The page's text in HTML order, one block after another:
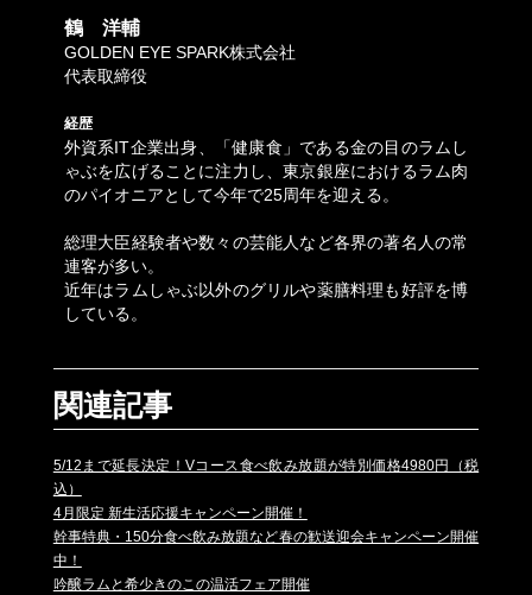
鶴 洋輔
GOLDEN EYE SPARK株式会社
代表取締役
経歴
外資系IT企業出身、「健康食」である金の目のラムし
ゃぶを広げることに注力し、東京銀座におけるラム肉
のパイオニアとして今年で25周年を迎える。
総理大臣経験者や数々の芸能人など各界の著名人の常
連客が多い。
近年はラムしゃぶ以外のグリルや薬膳料理も好評を博
している。
関連記事
5/12まで延長決定！Vコース食べ飲み放題が特別価格4980円（税
込）
4月限定 新生活応援キャンペーン開催！
幹事特典・150分食べ飲み放題など春の歓送迎会キャンペーン開催
中！
吟醸ラムと希少きのこの温活フェア開催